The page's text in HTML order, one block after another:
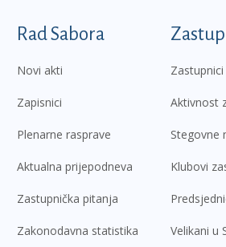
Podnožje prvi
Rad Sabora
Novi akti
Zapisnici
Plenarne rasprave
Aktualna prijepodneva
Zastupnička pitanja
Zakonodavna statistika
Aktivnost
Stegovne
Klubovi
Velikani u